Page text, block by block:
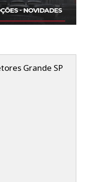
Grande SP